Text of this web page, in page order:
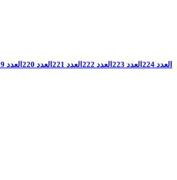
العدد 224 العدد 223 العدد 222 العدد 221 العدد 220 العدد 219